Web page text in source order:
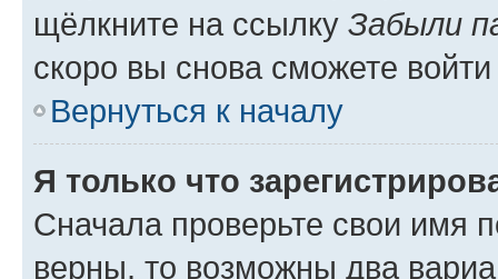
щёлкните на ссылку Забыли
скоро вы снова сможете
Вернуться к началу
Я только что
Сначала проверьте свои имя
верны, то возможны два